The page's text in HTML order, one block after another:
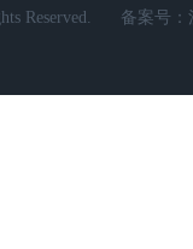
Reserved. 备案号：